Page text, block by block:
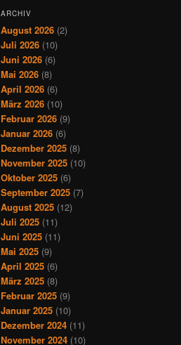
ARCHIV
August 2026 (2)
Juli 2026 (10)
Juni 2026 (6)
Mai 2026 (8)
April 2026 (6)
März 2026 (10)
Februar 2026 (9)
Januar 2026 (6)
Dezember 2025 (8)
November 2025 (10)
Oktober 2025 (6)
September 2025 (7)
August 2025 (12)
Juli 2025 (11)
Juni 2025 (11)
Mai 2025 (9)
April 2025 (6)
März 2025 (8)
Februar 2025 (9)
Januar 2025 (10)
Dezember 2024 (11)
November 2024 (10)